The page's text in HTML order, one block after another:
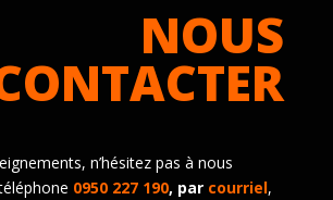
NOUS
n’hésitez pas à nous
0950 227 190, par courriel,